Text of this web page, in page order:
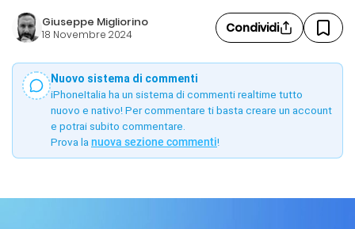
Giuseppe Migliorino
18 Novembre 2024 Condividi
Nuovo sistema di commenti
iPhoneItalia ha un sistema di commenti realtime tutto
nuovo e nativo! Per commentare ti basta creare un account
e potrai subito commentare.
Prova la nuova sezione commenti!